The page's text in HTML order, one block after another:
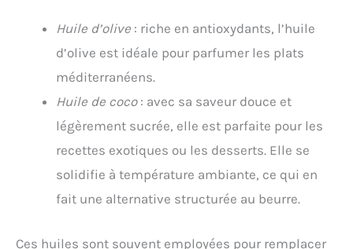
Huile d’olive : riche en antioxydants, l’huile
d’olive est idéale pour parfumer les plats
méditerranéens.
Huile de coco: avec sa saveur douce et
légèrement sucrée, elle est parfaite pour les
recettes exotiques ou les desserts. Elle se
solidifie à température ambiante, ce qui en
fait une alternative structurée au beurre.
Ces huiles sont souvent employées pour remplacer